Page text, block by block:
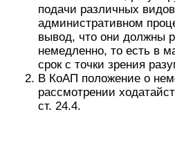
подачи различных
административном
вывод, что они должны
немедленно, то есть в
срок с точки зрения
В КоАП положение о
рассмотрении
ст. 24.4.